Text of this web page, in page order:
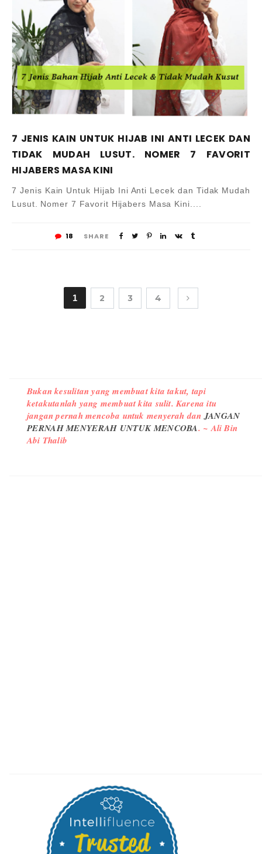
7 JENIS KAIN UNTUK HIJAB INI ANTI LECEK DAN
TIDAK MUDAH LUSUT. NOMER 7 FAVORIT
HIJABERS MASA KINI
7 Jenis Kain Untuk Hijab Ini Anti Lecek dan Tidak Mudah
Lusut. Nomer 7 Favorit Hijabers Masa Kini....
18 SHARE
1 2 3 4
Bukan kesulitan yang membuat kita takut, tapi
ketakutanlah yang membuat kita sulit. Karena itu
jangan pernah mencoba untuk menyerah danJANGAN
PERNAH MENYERAH UNTUK MENCOBA. ~ Ali Bin
Abi Thalib